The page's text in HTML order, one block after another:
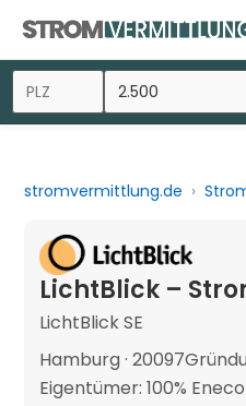
stromvermittlung.de ›
LichtBlick –
LichtBlick SE
Hamburg · 20097
Eigentümer: 100%